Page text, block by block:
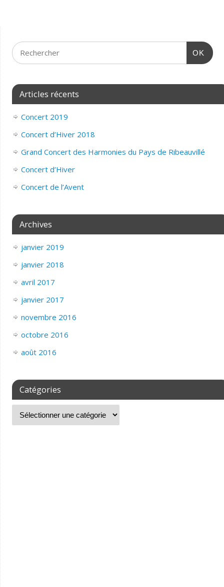
OK
Articles récents
Concert 2019
Concert d’Hiver 2018
Grand Concert des Harmonies du Pays de Ribeauvillé
Concert d’Hiver
Concert de l’Avent
Archives
janvier 2019
janvier 2018
avril 2017
janvier 2017
novembre 2016
octobre 2016
août 2016
Catégories